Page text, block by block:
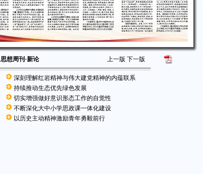
思想周刊·新论 上一版 下一版
深刻理解红岩精神与伟大建党精神的内蕴联系
持续推动生态优先绿色发展
切实增强做好意识形态工作的自觉性
不断深化大中小学思政课一体化建设
以历史主动精神激励青年勇毅前行